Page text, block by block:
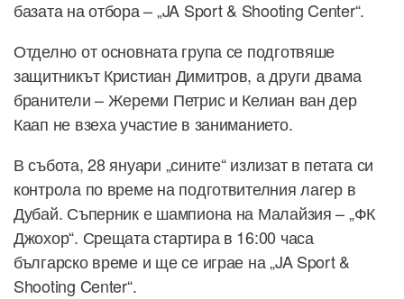
базата на отбора – „JA Sport & Shooting Center“.
Отделно от основната група се подготвяше
защитникът Кристиан Димитров, а други двама
бранители – Жереми Петрис и Келиан ван дер
Каап не взеха участие в заниманието.
В събота, 28 януари „сините“ излизат в петата си
контрола по време на подготвителния лагер в
Дубай. Съперник е шампиона на Малайзия – „ФК
Джохор“. Срещата стартира в 16:00 часа
българско време и ще се играе на „JA Sport &
Shooting Center“.